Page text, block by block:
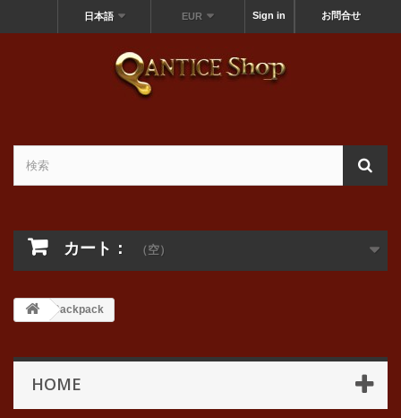
お問合せ
Sign in
EUR
日本語
カート： （空）
Backpack
HOME